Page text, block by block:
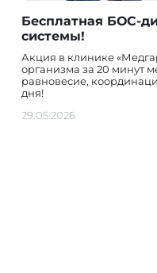
Бесплатная БОС-
системы!
Акция в клинике
организма за 20 минут
равновесие,
дня!
29.05.2026